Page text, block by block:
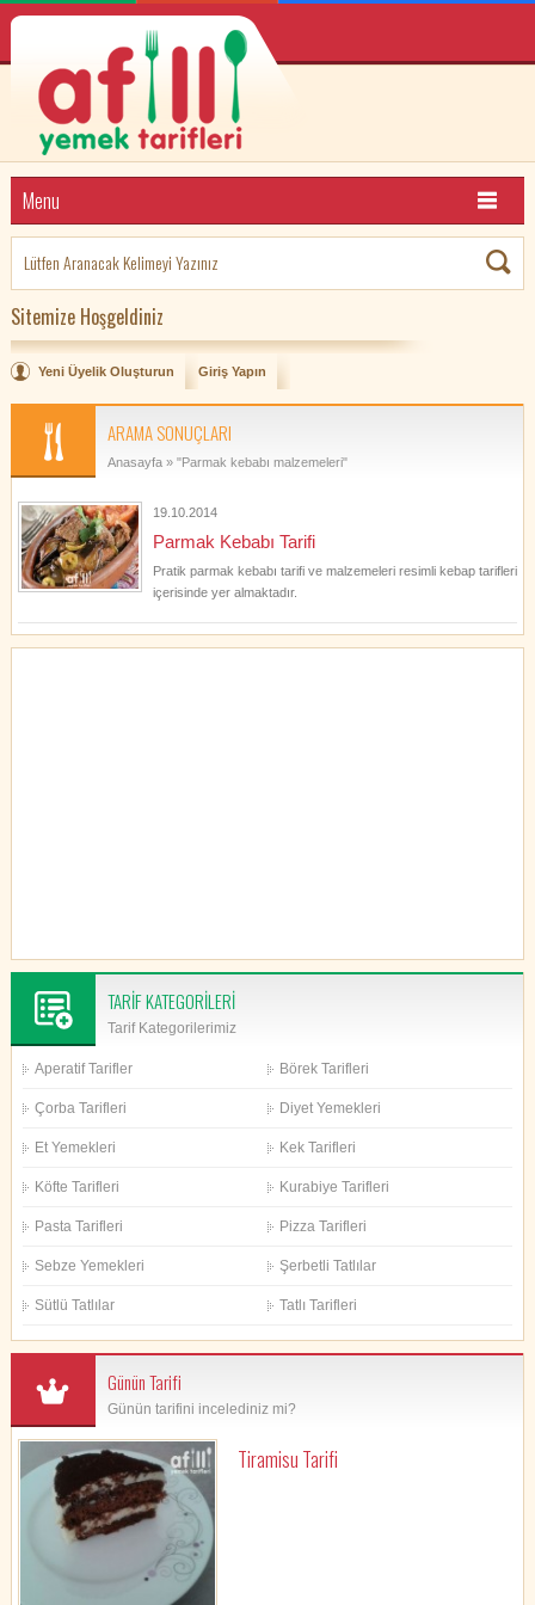
Menu
Sitemize Hoşgeldiniz
Yeni Üyelik Oluşturun Giriş Yapın
ARAMA SONUÇLARI
Anasayfa» "Parmak kebabı malzemeleri"
19.10.2014
Parmak Kebabı Tarifi
Pratik parmak kebabı tarifi ve malzemeleri resimli kebap tarifleri
içerisinde yer almaktadır.
TARİF KATEGORİLERİ
Tarif Kategorilerimiz
Aperatif Tarifler Börek Tarifleri
Çorba Tarifleri Diyet Yemekleri
Et Yemekleri Kek Tarifleri
Köfte Tarifleri Kurabiye Tarifleri
Pasta Tarifleri Pizza Tarifleri
Sebze Yemekleri Şerbetli Tatlılar
Sütlü Tatlılar Tatlı Tarifleri
Günün Tarifi
Günün tarifini incelediniz mi?
Tiramisu Tarifi